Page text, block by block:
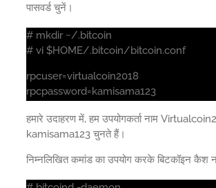
पासवर्ड चुनें।
# mkdir ~/.bitcoin
# vi $HOME/.bitcoin/bitcoin.conf
rpcuser=virtualcoin2018
rpcpassword=kamisama123
हमारे उदाहरण में, हम उपयोगकर्ता नाम
kamisama123 चुनते हैं।
निम्नलिखित कमांड का उपयोग करके बिटकॉइन कैश